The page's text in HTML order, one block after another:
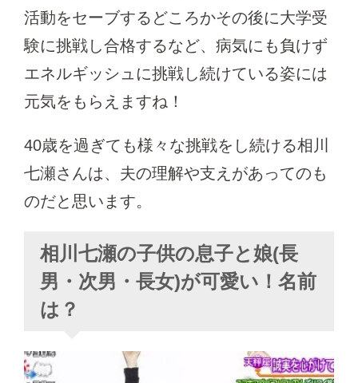
活動をセーブするどころかその後に大学受
験に挑戦し合格するなど、病気にも負けず
エネルギッシュに挑戦し続けている姿には
元気をもらえますね！
40歳を過ぎても様々な挑戦をし続ける相川
七瀬さんは、夫の理解や支えがあってのも
のだと思います。
相川七瀬の子供の息子と娘(長
男・次男・長女)が可愛い！名前
は？